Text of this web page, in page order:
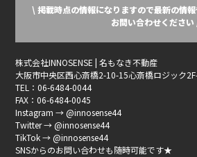
\ 掲載時点の情報になりますので最新の情
お問い合わせください
株式会社INNOSENSE | 名もなき不動産
大阪市中央区西心斎橋2-10-15心斎橋ロジック
TEL：06-6484-0044
FAX：06-6484-0045
Instagram → @innosense44
Twitter → @innosense44
TikTok → @innosense44
SNSからのお問い合わせも随時可能です★